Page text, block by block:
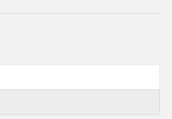
EAGLES